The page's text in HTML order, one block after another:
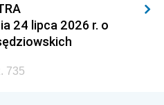
24 lipca 2026 r. o
735